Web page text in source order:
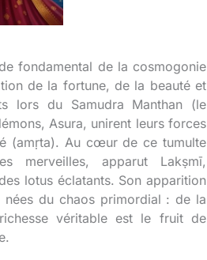
fondamental de la cosmogonie
de la fortune, de la beauté et
lors du Samudra Manthan (le
Asura, unirent leurs forces
(amṛta). Au cœur de ce tumulte
merveilles, apparut Lakṣmī,
lotus éclatants. Son apparition
nées du chaos primordial : de la
véritable est le fruit de